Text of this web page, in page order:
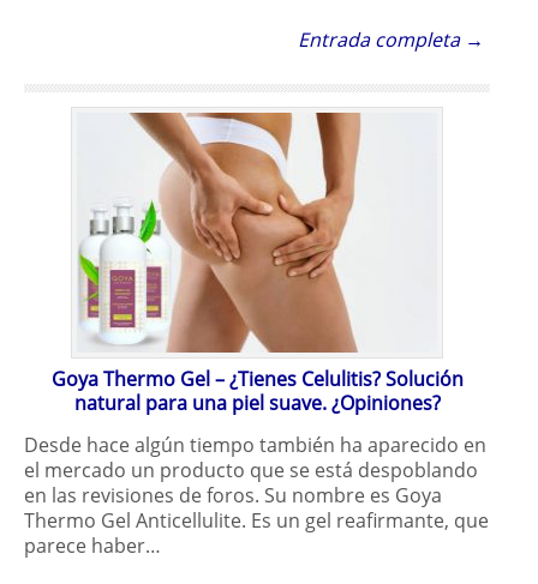
Entrada completa →
Goya Thermo Gel – ¿Tienes Celulitis? Solución
natural para una piel suave. ¿Opiniones?
Desde hace algún tiempo también ha aparecido en
el mercado un producto que se está despoblando
en las revisiones de foros. Su nombre es Goya
Thermo Gel Anticellulite. Es un gel reafirmante, que
parece haber…